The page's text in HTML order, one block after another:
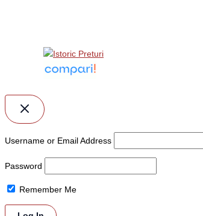
Username or Email Address
Password
Remember Me